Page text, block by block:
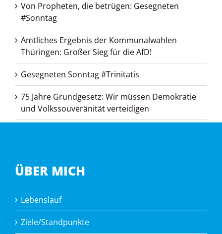
Von Propheten, die betrügen: Gesegneten
#Sonntag
Amtliches Ergebnis der Kommunalwahlen
Thüringen: Großer Sieg für die AfD!
Gesegneten Sonntag #Trinitatis
75 Jahre Grundgesetz: Wir müssen Demokratie
und Volkssouveränität verteidigen
ÜBER MICH
Lebenslauf
Ziele/Standpunkte